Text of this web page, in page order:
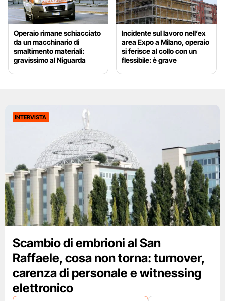
Operaio rimane schiacciato
da un macchinario di
smaltimento materiali:
gravissimo al Niguarda
Incidente sul lavoro nell’ex
area Expo a Milano, operaio
si ferisce al collo con un
flessibile: è grave
INTERVISTA
Scambio di embrioni al San
Raffaele, cosa non torna: turnover,
carenza di personale e witnessing
elettronico